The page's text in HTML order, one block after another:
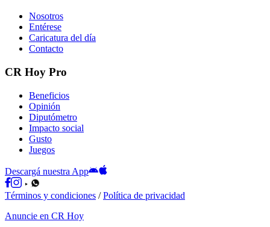
Nosotros
Entérese
Caricatura del día
Contacto
CR Hoy Pro
Beneficios
Opinión
Diputómetro
Impacto social
Gusto
Juegos
Descargá nuestra App
Términos y condiciones /Política de privacidad
Anuncie en CR Hoy